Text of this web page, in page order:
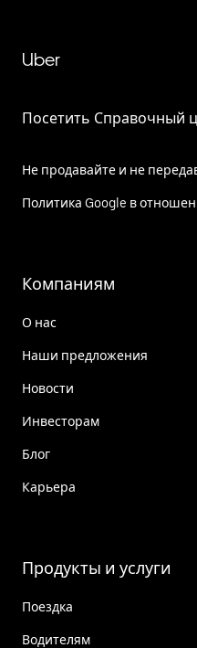
Uber
Посетить Справочный
Не продавайте и не
Политика Google в
Компаниям
О нас
Наши предложения
Новости
Инвесторам
Блог
Карьера
Продукты и услуги
Поездка
Водителям